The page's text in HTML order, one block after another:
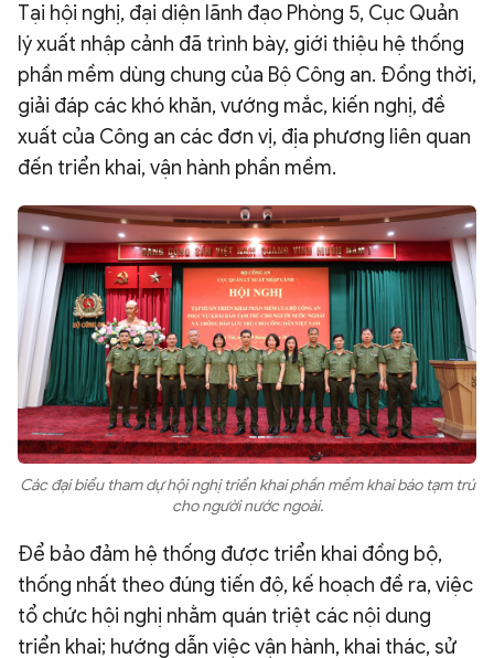
Tại hội nghị, đại diện lãnh đạo Phòng 5, Cục Quản
lý xuất nhập cảnh đã trình bày, giới thiệu hệ thống
phần mềm dùng chung của Bộ Công an. Đồng thời,
giải đáp các khó khăn, vướng mắc, kiến nghị, đề
xuất của Công an các đơn vị, địa phương liên quan
đến triển khai, vận hành phần mềm.
Các đại biểu tham dự hội nghị triển khai phần mềm khai báo tạm trú
cho người nước ngoài.
Để bảo đảm hệ thống được triển khai đồng bộ,
thống nhất theo đúng tiến độ, kế hoạch đề ra, việc
tổ chức hội nghị nhằm quán triệt các nội dung
triển khai; hướng dẫn việc vận hành, khai thác, sử